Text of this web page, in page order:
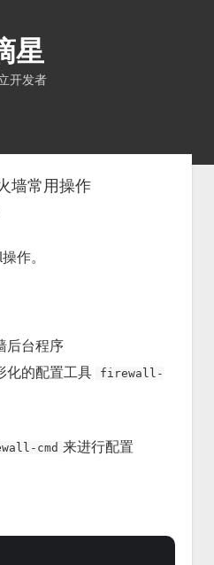
星
开发者
文章
关于
墙常用操作
作。
后台程序
化的配置工具
firewall-
cmd 来进行配置